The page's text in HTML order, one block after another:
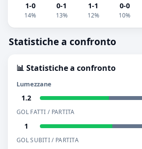
1-0
14%
0-1
13%
1-1
12%
0-0
10%
Statistiche a confronto
📊 Statistiche a confronto
Lumezzane
1.2
GOL FATTI / PARTITA
1
GOL SUBITI / PARTITA